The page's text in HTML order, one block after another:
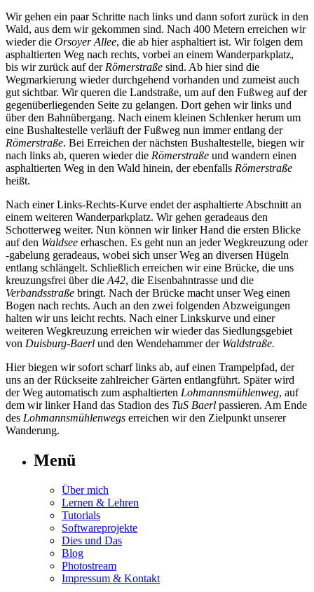
Wir gehen ein paar Schritte nach links und dann sofort zurück in den
Wald, aus dem wir gekommen sind. Nach 400 Metern erreichen wir
wieder die Orsoyer Allee, die ab hier asphaltiert ist. Wir folgen dem
asphaltierten Weg nach rechts, vorbei an einem Wanderparkplatz,
bis wir zurück auf der Römerstraße sind. Ab hier sind die
Wegmarkierung wieder durchgehend vorhanden und zumeist auch
gut sichtbar. Wir queren die Landstraße, um auf den Fußweg auf der
gegenüberliegenden Seite zu gelangen. Dort gehen wir links und
über den Bahnübergang. Nach einem kleinen Schlenker herum um
eine Bushaltestelle verläuft der Fußweg nun immer entlang der
Römerstraße. Bei Erreichen der nächsten Bushaltestelle, biegen wir
nach links ab, queren wieder die Römerstraße und wandern einen
asphaltierten Weg in den Wald hinein, der ebenfalls Römerstraße
heißt.
Nach einer Links-Rechts-Kurve endet der asphaltierte Abschnitt an
einem weiteren Wanderparkplatz. Wir gehen geradeaus den
Schotterweg weiter. Nun können wir linker Hand die ersten Blicke
auf den Waldsee erhaschen. Es geht nun an jeder Wegkreuzung oder
-gabelung geradeaus, wobei sich unser Weg an diversen Hügeln
entlang schlängelt. Schließlich erreichen wir eine Brücke, die uns
kreuzungsfrei über die A42, die Eisenbahntrasse und die
Verbandsstraße bringt. Nach der Brücke macht unser Weg einen
Bogen nach rechts. Auch an den zwei folgenden Abzweigungen
halten wir uns leicht rechts. Nach einer Linkskurve und einer
weiteren Wegkreuzung erreichen wir wieder das Siedlungsgebiet
von Duisburg-Baerl und den Wendehammer der Waldstraße.
Hier biegen wir sofort scharf links ab, auf einen Trampelpfad, der
uns an der Rückseite zahlreicher Gärten entlangführt. Später wird
der Weg automatisch zum asphaltierten Lohmannsmühlenweg, auf
dem wir linker Hand das Stadion des TuS Baerl passieren. Am Ende
des Lohmannsmühlenwegs erreichen wir den Zielpunkt unserer
Wanderung.
Menü
Über mich
Lernen & Lehren
Tutorials
Softwareprojekte
Dies und Das
Blog
Photostream
Impressum & Kontakt